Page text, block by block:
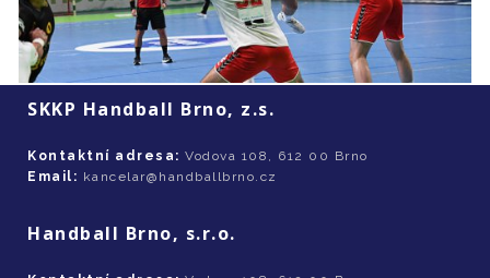
SKKP Handball Brno, z.s.
Kontaktní adresa: Vodova 108, 612 00 Brno
Email: kancelar@handballbrno.cz
Handball Brno, s.r.o.